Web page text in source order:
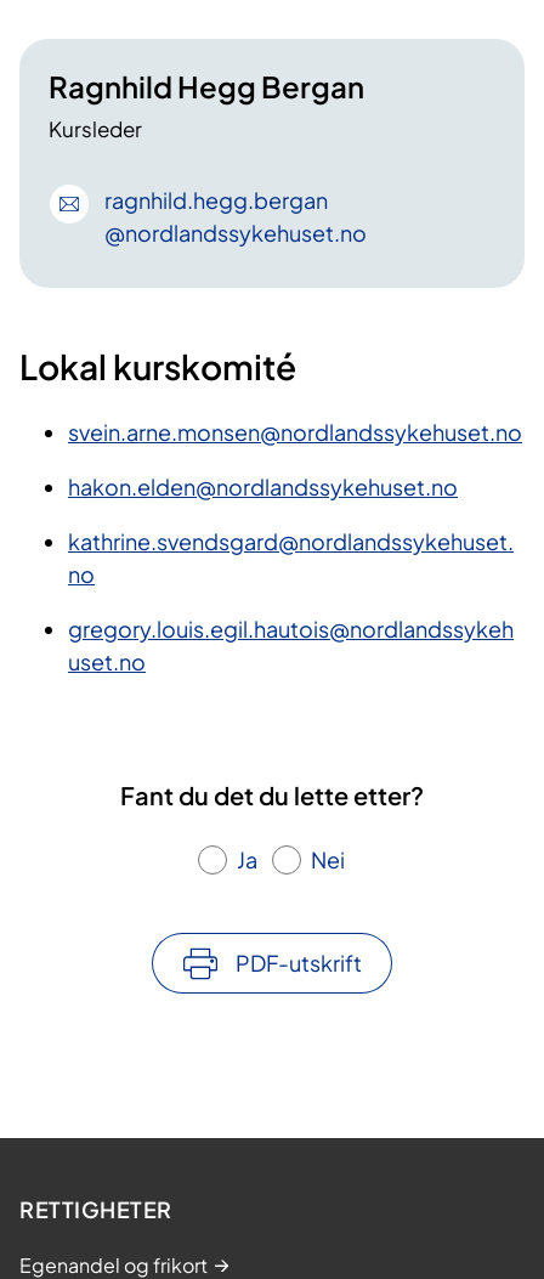
Ragnhild Hegg Bergan
Kursleder
ragnhild.hegg.bergan
@nordlandssykehuset.no
Lokal kurskomité
svein.arne.monsen@nordlandssykehuset.no
hakon.elden@nordlandssykehuset.no
kathrine.svendsgard@nordlandssykehuset.
no
gregory.louis.egil.hautois@nordlandssykeh
uset.no
Fant du det du lette etter?
Ja Nei
PDF-utskrift
RETTIGHETER
Egenandel og frikort